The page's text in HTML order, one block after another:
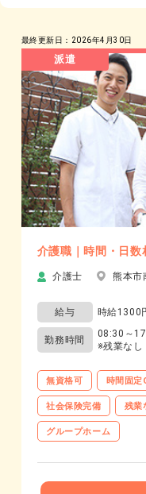
最終更新日：2026年4月30日
派遣
介護職｜時間・日数
介護士 熊本市
給与 時給1300
勤務時間
08:30～
※残業なし
無資格可 時間固定
社会保険完備 残業
グループホーム